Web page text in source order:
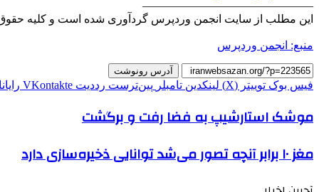
———————————————
این مطلب از سایت انجمن وردپرس گردآوری شده است و کلیه
منبع: انجمن وردپرس
آدرس رونوشت
فیس بوک توییتر (X) لینکدین ‫تامبلر ‫پین‌ترست ‫رددیت ‫VKontakte
موشک استارشیپ به فضا رفت و برگشت
مغز ۱۰ برابر آنچه تصور می‌شد توانایی ذخیره‌سازی دارد